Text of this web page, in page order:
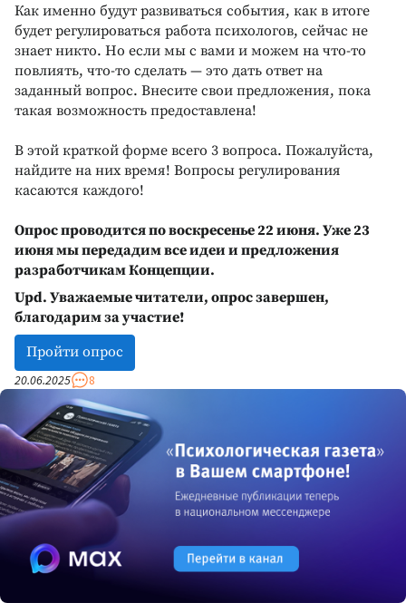
Как именно будут развиваться события, как в итоге
будет регулироваться работа психологов, сейчас не
знает никто. Но если мы с вами и можем на что-то
повлиять, что-то сделать — это дать ответ на
заданный вопрос. Внесите свои предложения, пока
такая возможность предоставлена!
В этой краткой форме всего 3 вопроса. Пожалуйста,
найдите на них время! Вопросы регулирования
касаются каждого!
Опрос проводится по воскресенье 22 июня. Уже 23
июня мы передадим все идеи и предложения
разработчикам Концепции.
Upd. Уважаемые читатели, опрос завершен,
благодарим за участие!
Пройти опрос
20.06.2025 8